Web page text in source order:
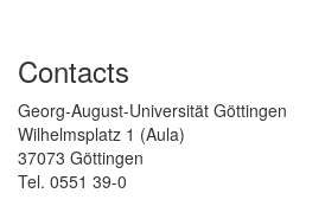
Contacts
Georg-August-Universität Göttingen
Wilhelmsplatz 1 (Aula)
37073 Göttingen
Tel. 0551 39-0